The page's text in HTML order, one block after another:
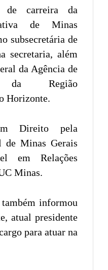
de carreira da
de Minas
subsecretária de
secretaria, além
da Agência de
da Região
Horizonte.
Direito pela
de Minas Gerais
em Relações
Minas.
informou
atual presidente
para atuar na